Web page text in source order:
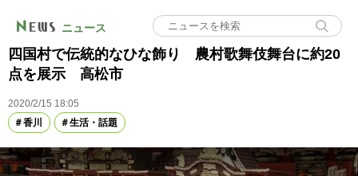
ニュース
四国村で伝統的なひな飾り 農村歌舞伎舞台に約20
点を展示 高松市
2020/2/15 18:05
香川
生活・話題